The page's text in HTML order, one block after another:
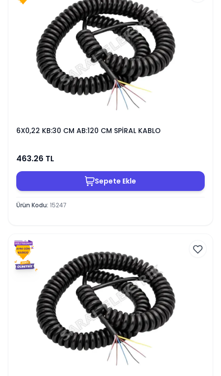
6X0,22 KB:30 CM AB:120 CM SPİRAL KABLO
463.26 TL
Sepete Ekle
Ürün Kodu: 15247